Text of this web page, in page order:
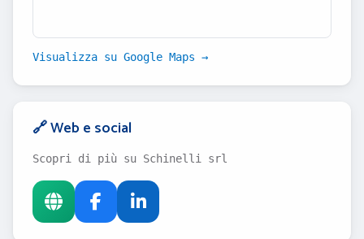
Visualizza su Google Maps →
🔗 Web e social
Scopri di più su Schinelli srl